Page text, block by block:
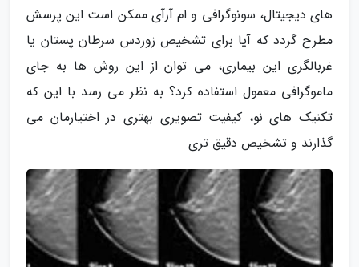
های دیجیتال، سونوگرافی و ام آرآی ممکن است این پرسش
مطرح گردد که آیا برای تشخیص زوردس سرطان پستان یا
غربالگری این بیماری، می توان از این روش ها به جای
ماموگرافی معمول استفاده کرد؟ به نظر می رسد با این که
تکنیک های نو، کیفیت تصویری بهتری در اختیارمان می
گذارند و تشخیص دقیق تری